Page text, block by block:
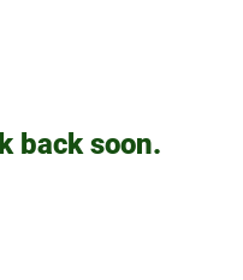
back soon.